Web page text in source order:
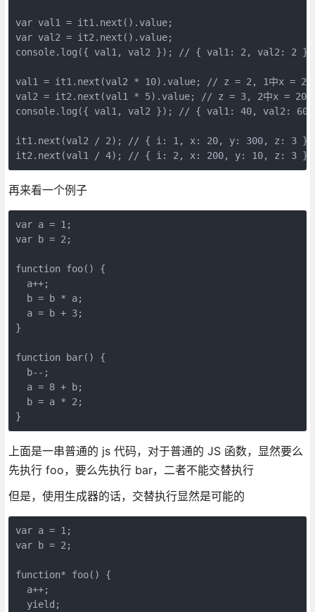
var val1 = it1.next().value;
var val2 = it2.next().value;
console.log({ val1, val2 }); // { val1: 2, val2: 2 }
val1 = it1.next(val2 * 10).value; // z = 2, 1中x = 20,
val2 = it2.next(val1 * 5).value; // z = 3, 2中x = 200,
console.log({ val1, val2 }); // { val1: 40, val2:
it1.next(val2 / 2); // { i: 1, x: 20, y: 300, z: 3 }
it2.next(val1 / 4); // { i: 2, x: 200, y: 10, z: 3 }
再来看一个例子
var a = 1;
var b = 2;
function foo() {
a++;
b = b * a;
a = b + 3;
}
function bar() {
b--;
a = 8 + b;
b = a * 2;
}
上面是一串普通的 js 代码，对于普通的 JS 函数，显然要么
先执行 foo，要么先执行 bar，二者不能交替执行
但是，使用生成器的话，交替执行显然是可能的
var a = 1;
var b = 2;
function* foo() {
a++;
yield;